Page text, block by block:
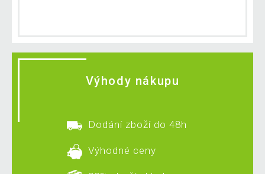
Výhody nákupu
Dodání zboží do 48h
Výhodné ceny